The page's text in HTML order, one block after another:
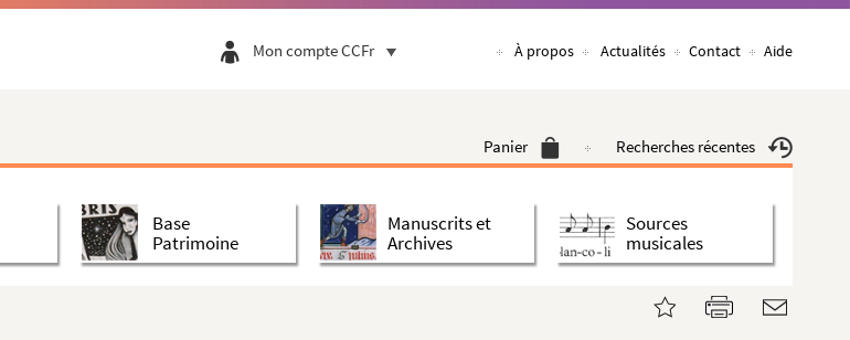
Mon compte CCFr À propos Actualités Contact Aide
Panier Recherches récentes
Base
Patrimoine
Manuscrits et
Archives
Sources
musicales